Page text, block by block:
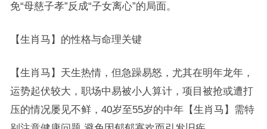
免“母慈子孝”反成“子女离心”的局面。
【生肖马】的性格与命理关键
【生肖马】天生热情，但急躁易怒，尤其在明年龙年，
运势起伏较大，职场中易被小人算计，项目被抢或遭打
压的情况屡见不鲜，40岁至55岁的中年【生肖马】需特